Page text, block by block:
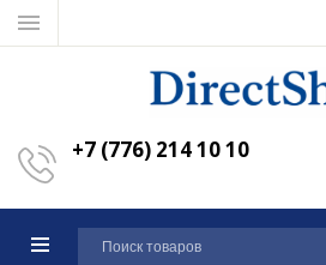
+7 (776) 214 10 10